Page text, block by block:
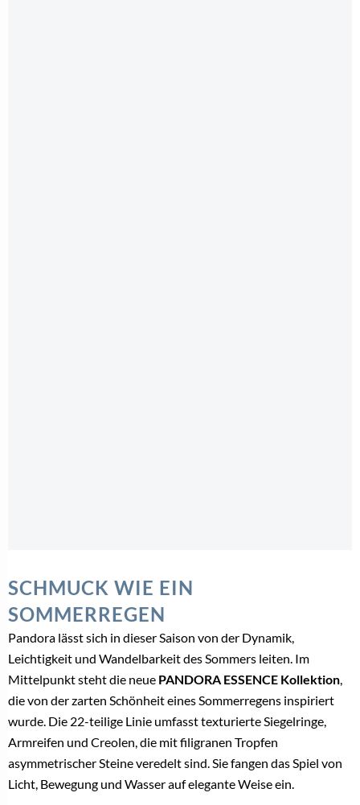
SCHMUCK WIE EIN
SOMMERREGEN
Pandora lässt sich in dieser Saison von der Dynamik,
Leichtigkeit und Wandelbarkeit des Sommers leiten. Im
Mittelpunkt steht die neue PANDORA ESSENCE Kollektion,
die von der zarten Schönheit eines Sommerregens inspiriert
wurde. Die 22-teilige Linie umfasst texturierte Siegelringe,
Armreifen und Creolen, die mit filigranen Tropfen
asymmetrischer Steine veredelt sind. Sie fangen das Spiel von
Licht, Bewegung und Wasser auf elegante Weise ein.